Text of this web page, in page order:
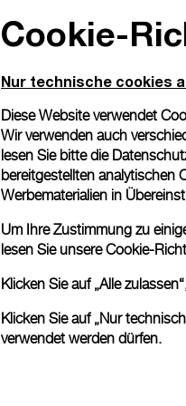
Cookie-
Nur technische cookies
Diese Website verwendet
Wir verwenden auch
lesen Sie bitte die
bereitgestellten analytischen
Werbematerialien in
Um Ihre Zustimmung zu
lesen Sie unsereCookie-
Klicken Sie auf „Alle
Klicken Sie auf „Nur
verwendet werden dürfen.